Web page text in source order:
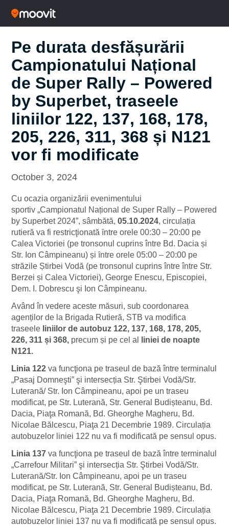
Pe durata desfășurării
Campionatului Național
de Super Rally – Powered
by Superbet, traseele
liniilor 122, 137, 168, 178,
205, 226, 311, 368 și N121
vor fi modificate
October 3, 2024
Cu ocazia organizării evenimentului
sportiv „Campionatul Național de Super Rally – Powered
by Superbet 2024”, sâmbătă, 05.10.2024, circulația
rutieră va fi restricţionată ȋntre orele 00:30 – 20:00 pe
Calea Victoriei (pe tronsonul cuprins între Bd. Dacia și
Str. Ion Câmpineanu) și ȋntre orele 05:00 – 20:00 pe
străzile Știrbei Vodă (pe tronsonul cuprins între între Str.
Berzei și Calea Victoriei), George Enescu, Episcopiei,
Dem. I. Dobrescu şi Ion Câmpineanu.
Având în vedere aceste măsuri, sub coordonarea
agenților de la Brigada Rutieră, STB va modifica
traseele liniilor de autobuz 122, 137, 168, 178, 205,
226, 311 și 368, precum și pe cel al
liniei de noapte
N121.
Linia 122 va funcţiona pe traseul de bază între terminalul
„Pasaj Domneşti” şi intersecția Str. Ştirbei Vodă/Str.
Luterană/ Str. Ion Câmpineanu, apoi pe un traseu
modificat, pe Str. Luterană, Str. General Budișteanu, Bd.
Dacia, Piaţa Romană, Bd. Gheorghe Magheru, Bd.
Nicolae Bălcescu, Piaţa 21 Decembrie 1989. Circulația
autobuzelor liniei 122 nu va fi modificată pe sensul opus.
Linia 137 va funcţiona pe traseul de bază între terminalul
„Carrefour Militari” şi intersecția Str. Ştirbei Vodă/Str.
Luterană/Str. Ion Câmpineanu, apoi pe un traseu
modificat, pe Str. Luterană, Str. General Budișteanu, Bd.
Dacia, Piaţa Romană, Bd. Gheorghe Magheru, Bd.
Nicolae Bălcescu, Piaţa 21 Decembrie 1989. Circulația
autobuzelor liniei 137 nu va fi modificată pe sensul opus.